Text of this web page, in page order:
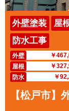
外壁塗装
屋
防水工事
外壁
￥
屋根
￥
防水
￥